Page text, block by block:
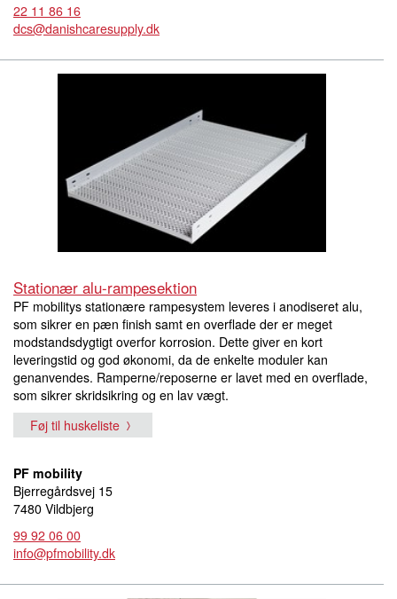
22 11 86 16
dcs@danishcaresupply.dk
Stationær alu-rampesektion
PF mobilitys stationære rampesystem leveres i anodiseret alu,
som sikrer en pæn finish samt en overflade der er meget
modstandsdygtigt overfor korrosion. Dette giver en kort
leveringstid og god økonomi, da de enkelte moduler kan
genanvendes. Ramperne/reposerne er lavet med en overflade,
som sikrer skridsikring og en lav vægt.
Føj til huskeliste
PF mobility
Bjerregårdsvej 15
7480 Vildbjerg
99 92 06 00
info@pfmobility.dk